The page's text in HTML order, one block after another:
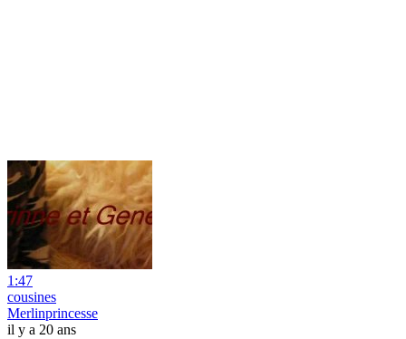
1:47
cousines
Merlinprincesse
il y a 20 ans